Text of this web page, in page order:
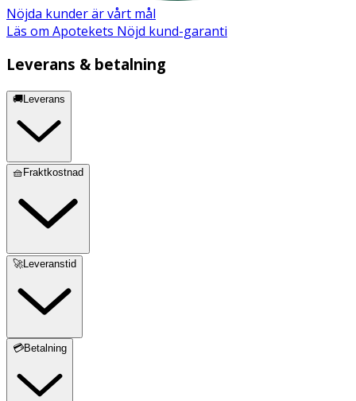
Nöjda kunder är vårt mål
Läs om Apotekets Nöjd kund-garanti
Leverans & betalning
🚚Leverans
🧺Fraktkostnad
🚀Leveranstid
💳Betalning